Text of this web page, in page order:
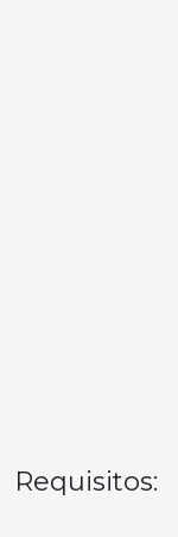
Requisitos: